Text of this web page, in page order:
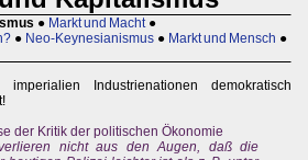
● Markt und Macht ●
● Neo-Keynesianismus ● Markt und Mensch ●
Industrienationen demokratisch
der Kritik der politischen Ökonomie
nicht aus den Augen, daß die